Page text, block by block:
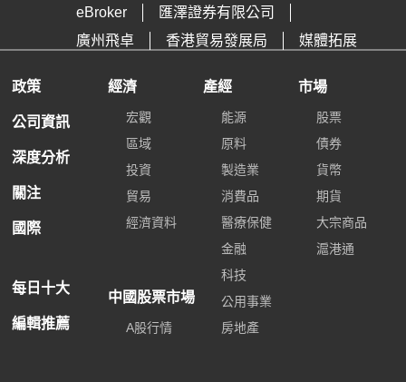
eBroker
匯澤證券有限公司
廣州飛卓
香港貿易發展局 媒體拓展
政策
公司資訊
深度分析
關注
國際
每日十大
編輯推薦
經濟
宏觀
區域
投資
貿易
經濟資料
中國股票市場
A股行情
產經
能源
原料
製造業
消費品
醫療保健
金融
科技
公用事業
房地產
市場
股票
債券
貨幣
期貨
大宗商品
滬港通